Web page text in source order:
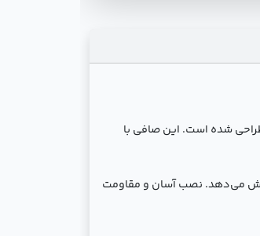
طراحی شده است. این صافی با
می‌دهد. نصب آسان و مقاومت